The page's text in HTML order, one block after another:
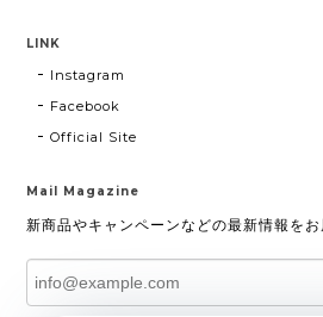
LINK
Instagram
Facebook
Official Site
Mail Magazine
新商品やキャンペーンなどの最新情報をお